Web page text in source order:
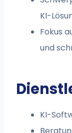
KI-
Fokus
und
KI-